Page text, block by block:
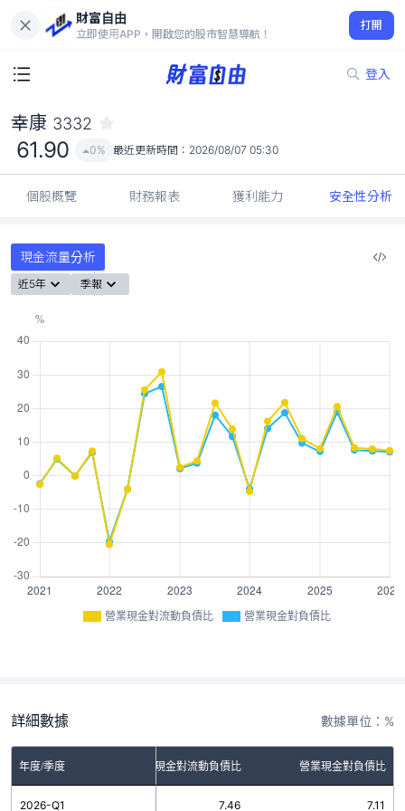
財富自由
立即使用APP，開啟您的股市智慧導航！
打開
登入
61.90
0%
幸康 3332
61.90 0% 最近更新時間： 2026/08/07 05:30
個股概覽 財務報表 獲利能力 安全性分析
現金流量分析
近5年 季報
營業現金對流動負債比 營業現金對負債比
詳細數據 數據單位：%
年度/季度 營業現金對流動負債比 營業現金對負債比
2026-Q1 7.46 7.11